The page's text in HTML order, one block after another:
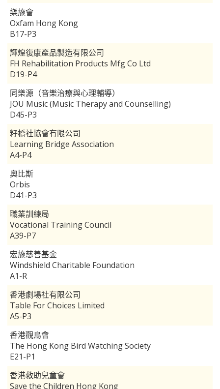
樂施會
Oxfam Hong Kong
B17-P3
輝煌復康產品製造有限公司
FH Rehabilitation Products Mfg Co Ltd
D19-P4
同樂源（音樂治療與心理輔導）
JOU Music (Music Therapy and Counselling)
D45-P3
籽橋社協會有限公司
Learning Bridge Association
A4-P4
奧比斯
Orbis
D41-P3
職業訓練局
Vocational Training Council
A39-P7
宏施慈善基金
Windshield Charitable Foundation
A1-R
香港劇場社有限公司
Table For Choices Limited
A5-P3
香港觀鳥會
The Hong Kong Bird Watching Society
E21-P1
香港救助兒童會
Save the Children Hong Kong